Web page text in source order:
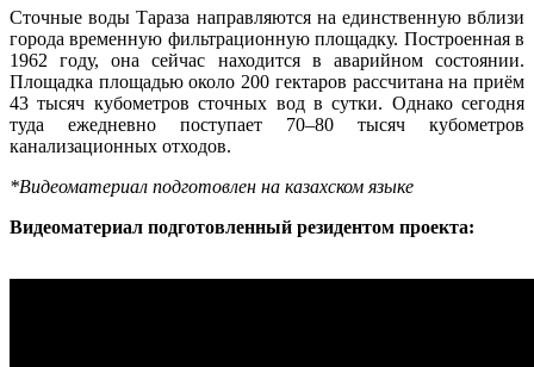
Сточные воды Тараза направляются на единственную вблизи
города временную фильтрационную площадку. Построенная в
1962 году, она сейчас находится в аварийном состоянии.
Площадка площадью около 200 гектаров рассчитана на приём
43 тысяч кубометров сточных вод в сутки. Однако сегодня
туда ежедневно поступает 70–80 тысяч кубометров
канализационных отходов.
*Видеоматериал подготовлен на казахском языке
Видеоматериал подготовленный резидентом проекта: